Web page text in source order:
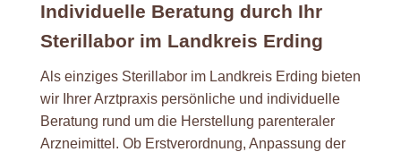
Individuelle Beratung durch Ihr
Sterillabor im Landkreis Erding
Als einziges Sterillabor im Landkreis Erding bieten
wir Ihrer Arztpraxis persönliche und individuelle
Beratung rund um die Herstellung parenteraler
Arzneimittel. Ob Erstverordnung, Anpassung der